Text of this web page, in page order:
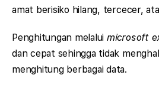
amat berisiko hilang, tercecer,
Penghitungan melalui microsoft
dan cepat sehingga tidak
menghitung berbagai data.